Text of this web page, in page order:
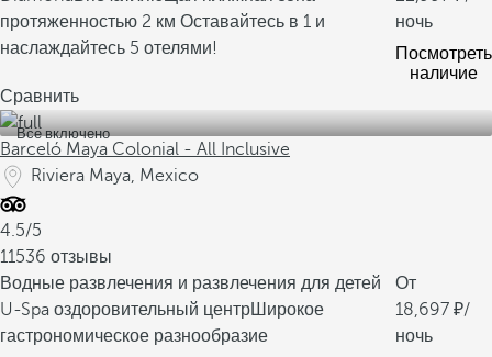
протяженностью 2 км Оставайтесь в 1 и
наслаждайтесь 5 отелями!
ночь
Посмотреть
наличие
Сравнить
Все включено
Barceló Maya Colonial - All Inclusive
Riviera Maya, Mexico
4.5/5
11536 отзывы
Водные развлечения и развлечения для детей
U-Spa оздоровительный центрШирокое
гастрономическое разнообразие
От
18,697
/
ночь